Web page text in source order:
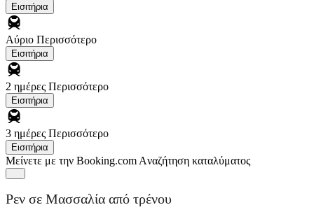
Εισιτήρια
Αύριο Περισσότερο
Εισιτήρια
2 ημέρες Περισσότερο
Εισιτήρια
3 ημέρες Περισσότερο
Εισιτήρια
Μείνετε με την Booking.com Aναζήτηση καταλύματος
Ρεν σε Μασσαλία από τρένου